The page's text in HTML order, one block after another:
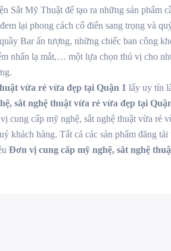
Sắt Mỹ Thuật để tạo ra những sản phẩm
lại phong cách cổ điển sang trọng và
Bar ấn tượng, những chiếc ban công
nhấn lạ mắt,… một lựa chọn thú vị cho
vừa rẻ vừa đẹp tại Quận 1 lấy uy tín
sắt nghệ thuật vừa rẻ vừa đẹp tại
cung cấp mỹ nghệ, sắt nghệ thuật vừa rẻ
khách hàng. Tất cả các sản phẩm đăng
Đơn vị cung cấp mỹ nghệ, sắt nghệ